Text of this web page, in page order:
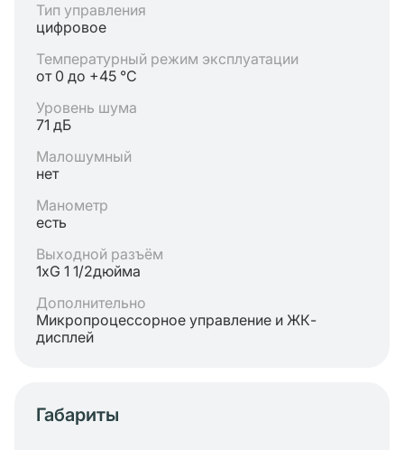
Тип управления
цифровое
Температурный режим эксплуатации
от 0 до +45 °C
Уровень шума
71 дБ
Малошумный
нет
Манометр
есть
Выходной разъём
1хG 1 1/2дюйма
Дополнительно
Микропроцессорное управление и ЖК-
дисплей
Габариты